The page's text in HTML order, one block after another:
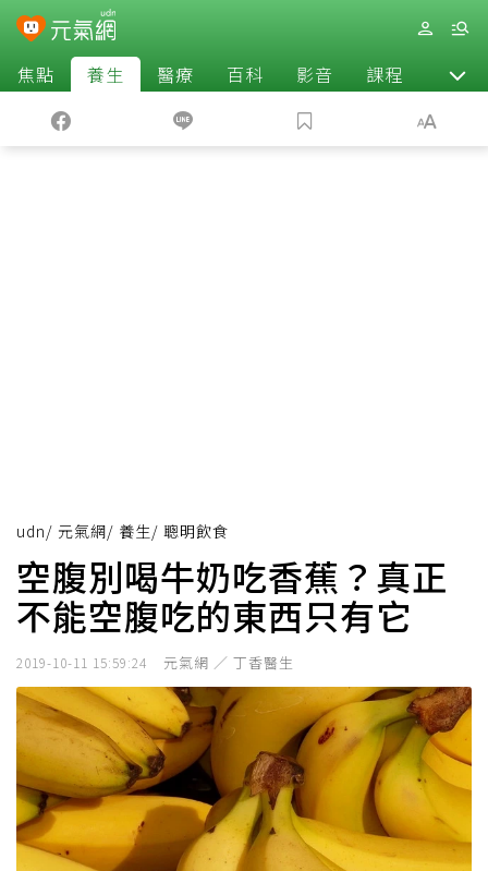
焦點 養生 醫療 百科 影音 課程 退休
udn/ 元氣網/ 養生/ 聰明飲食
空腹別喝牛奶吃香蕉？真正
不能空腹吃的東西只有它
2019-10-11 15:59:24 元氣網 ／ 丁香醫生